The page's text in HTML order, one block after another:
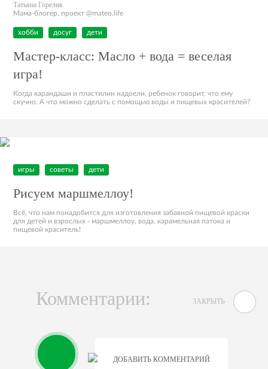
Татьяна Горелик
Мама-блогер, проект @mateo.life
хобби досуг дети
Мастер-класс: Масло + вода = веселая
игра!
Когда карандаши и пластилин надоели, ребенок говорит, что ему
скучно. А что можно сделать с помощью воды и пищевых красителей?
игры советы дети
Рисуем маршмеллоу!
Всё, что нам понадобится для изготовления забавной пищевой краски
для детей и взрослых - маршмеллоу, вода, карамельная патока и
пищевой краситель!
Комментарии: ЗАКРЫТЬ
ДОБАВИТЬ КОММЕНТАРИЙ